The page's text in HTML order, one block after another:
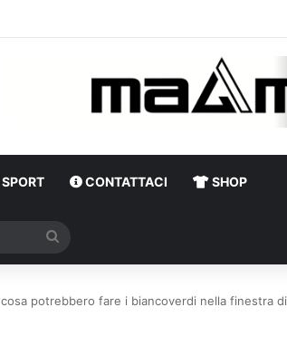
Avellino e Serie B, trattative e ufficialità
CONTATTACI SHOP
potrebbero fare i biancoverdi nella finestra di